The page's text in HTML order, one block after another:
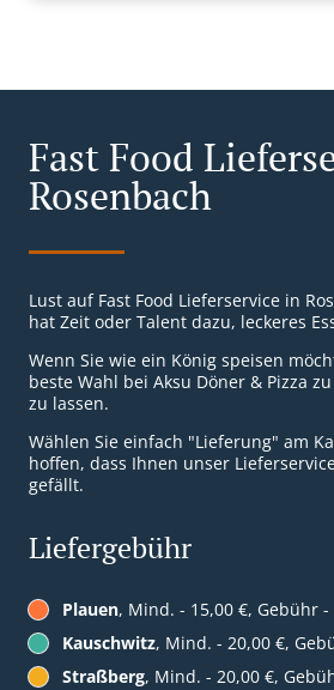
Fast Food
Rosenbach
Lust auf Fast Food Lieferservice in
hat Zeit oder Talent dazu, leckeres
Wenn Sie wie ein König speisen
beste Wahl bei Aksu Döner & Pizza
zu lassen.
Wählen Sie einfach "Lieferung" am
hoffen, dass Ihnen unser
gefällt.
Liefergebühr
Plauen, Mind. - 15,00 €, Gebühr -
Kauschwitz, Mind. - 20,00 €,
Straßberg, Mind. - 20,00 €,